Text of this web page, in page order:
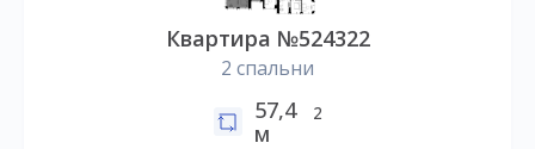
Квартира №524322
2 спальни
57,4
м
2